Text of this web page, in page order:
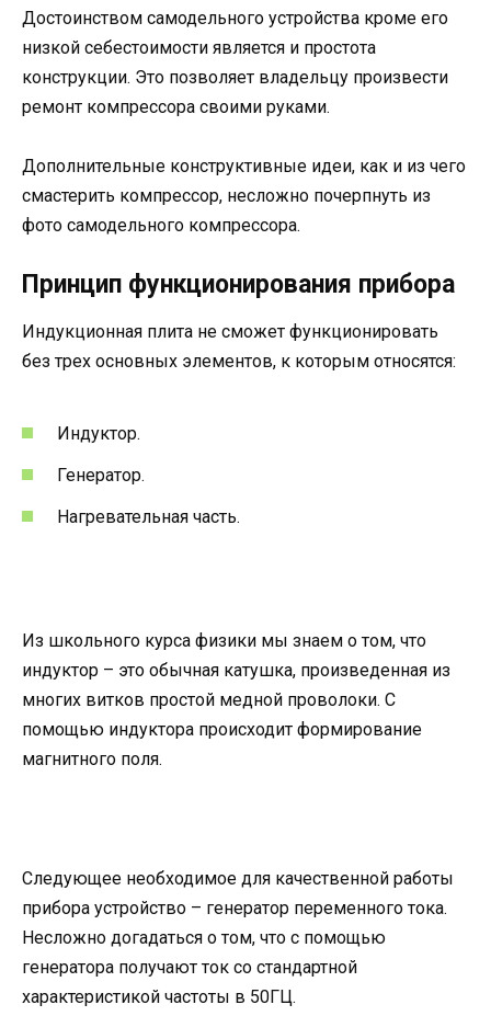
Достоинством самодельного устройства кроме его
низкой себестоимости является и простота
конструкции. Это позволяет владельцу произвести
ремонт компрессора своими руками.
Дополнительные конструктивные идеи, как и из чего
смастерить компрессор, несложно почерпнуть из
фото самодельного компрессора.
Принцип функционирования прибора
Индукционная плита не сможет функционировать
без трех основных элементов, к которым относятся:
Индуктор.
Генератор.
Нагревательная часть.
Из школьного курса физики мы знаем о том, что
индуктор – это обычная катушка, произведенная из
многих витков простой медной проволоки. С
помощью индуктора происходит формирование
магнитного поля.
Следующее необходимое для качественной работы
прибора устройство – генератор переменного тока.
Несложно догадаться о том, что с помощью
генератора получают ток со стандартной
характеристикой частоты в 50ГЦ.